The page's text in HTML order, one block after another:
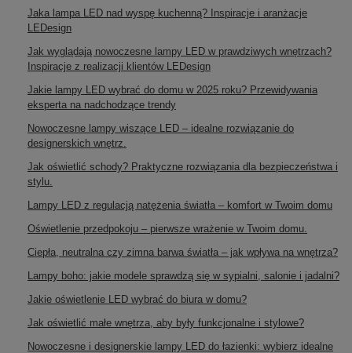
Jaka lampa LED nad wyspę kuchenną? Inspiracje i aranżacje
LEDesign
Jak wyglądają nowoczesne lampy LED w prawdziwych wnętrzach?
Inspiracje z realizacji klientów LEDesign
Jakie lampy LED wybrać do domu w 2025 roku? Przewidywania
eksperta na nadchodzące trendy
Nowoczesne lampy wiszące LED – idealne rozwiązanie do
designerskich wnętrz.
Jak oświetlić schody? Praktyczne rozwiązania dla bezpieczeństwa i
stylu.
Lampy LED z regulacją natężenia światła – komfort w Twoim domu
Oświetlenie przedpokoju – pierwsze wrażenie w Twoim domu.
Ciepła, neutralna czy zimna barwa światła – jak wpływa na wnętrza?
Lampy boho: jakie modele sprawdzą się w sypialni, salonie i jadalni?
Jakie oświetlenie LED wybrać do biura w domu?
Jak oświetlić małe wnętrza, aby były funkcjonalne i stylowe?
Nowoczesne i designerskie lampy LED do łazienki: wybierz idealne